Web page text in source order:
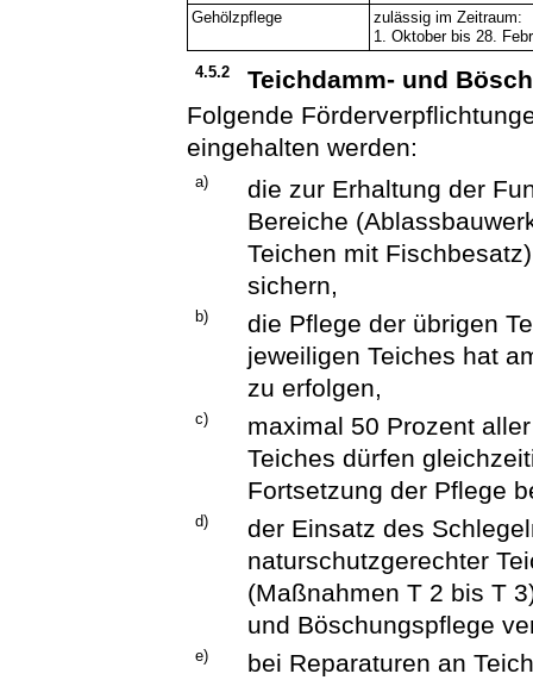
Gehölzpflege
zulässig im Zeitraum:
1. Oktober bis 28.
4.5.2
Teichdamm- und
Folgende
eingehalten werden:
a)
die zur Erhaltung der
Bereiche
Teichen mit
sichern,
b)
die Pflege der übrigen
jeweiligen Teiches hat
zu erfolgen,
c)
maximal 50 Prozent
Teiches dürfen
Fortsetzung der Pflege
d)
der Einsatz des
naturschutzgerechter
(Maßnahmen T 2 bis T
und Böschungspflege
e)
bei Reparaturen an